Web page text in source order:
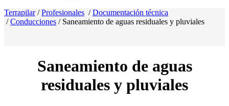
Terrapilar/Profesionales /Documentación técnica
/Conducciones / Saneamiento de aguas residuales y pluviales
Saneamiento de aguas
residuales y pluviales